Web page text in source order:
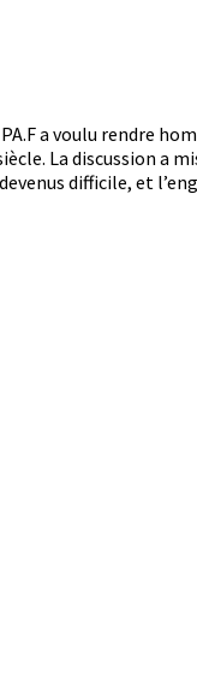
a voulu rendre
La discussion a
difficile, et